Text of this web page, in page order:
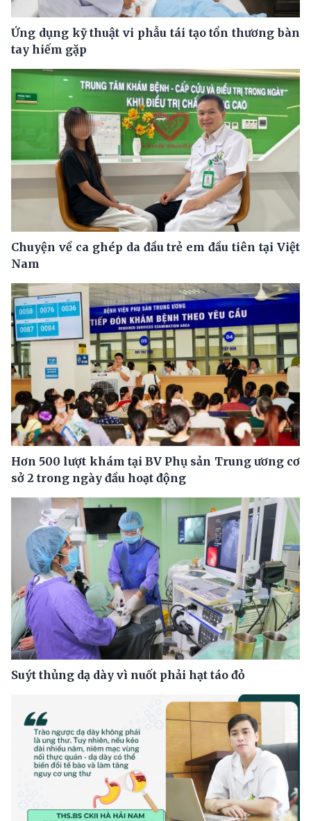
Ứng dụng kỹ thuật vi phẫu tái tạo tổn thương bàn
tay hiếm gặp
Chuyện về ca ghép da đầu trẻ em đầu tiên tại Việt
Nam
Hơn 500 lượt khám tại BV Phụ sản Trung ương cơ
sở 2 trong ngày đầu hoạt động
Suýt thủng dạ dày vì nuốt phải hạt táo đỏ